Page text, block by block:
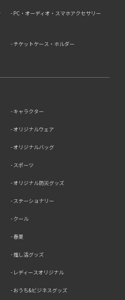
PC・オーディオ・スマホアクセサリー
チケットケース・ホルダー
キャラクター
オリジナルウェア
オリジナルバッグ
スポーツ
オリジナル防災グッズ
ステーショナリー
クール
春夏
推し活グッズ
レディースオリジナル
おうち&ビジネスグッズ